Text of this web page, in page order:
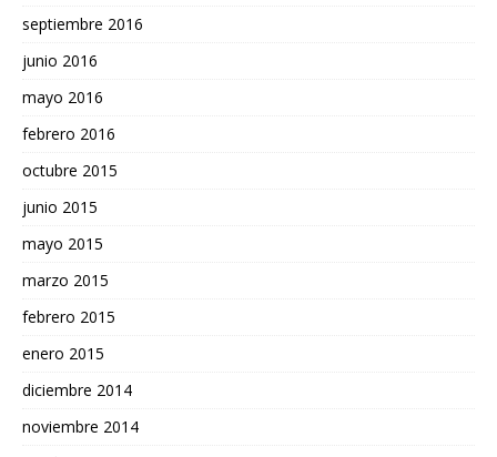
septiembre 2016
junio 2016
mayo 2016
febrero 2016
octubre 2015
junio 2015
mayo 2015
marzo 2015
febrero 2015
enero 2015
diciembre 2014
noviembre 2014